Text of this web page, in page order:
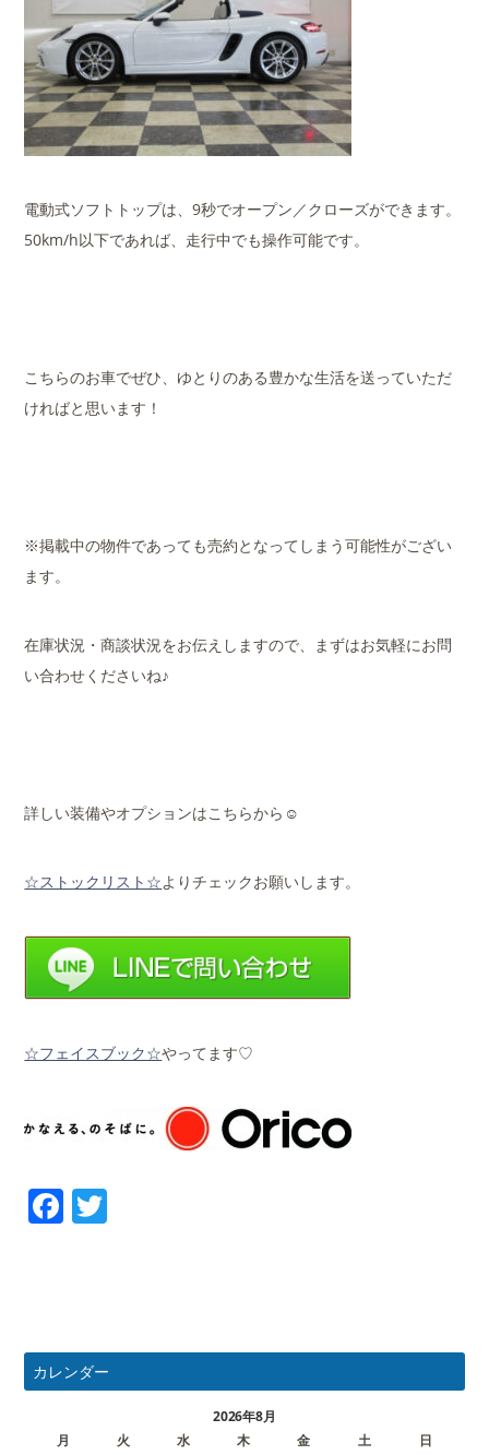
電動式ソフトトップは、9秒でオープン／クローズができます。
50km/h以下であれば、走行中でも操作可能です。
こちらのお車でぜひ、ゆとりのある豊かな生活を送っていただ
ければと思います！
※掲載中の物件であっても売約となってしまう可能性がござい
ます。
在庫状況・商談状況をお伝えしますので、まずはお気軽にお問
い合わせくださいね♪
詳しい装備やオプションはこちらから☺
☆ストックリスト☆よりチェックお願いします。
☆フェイスブック☆やってます♡
Facebook
カレンダー
2026年8月
月
火 水 木 金 土 日